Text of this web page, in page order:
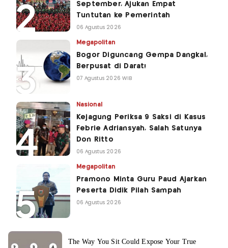
September, Ajukan Empat
Tuntutan ke Pemerintah
06 Agustus 2026
Megapolitan
Bogor Diguncang Gempa Dangkal,
Berpusat di Darat!
07 Agustus 2026 WIB
Nasional
Kejagung Periksa 9 Saksi di Kasus
Febrie Adriansyah, Salah Satunya
Don Ritto
06 Agustus 2026
Megapolitan
Pramono Minta Guru Paud Ajarkan
Peserta Didik Pilah Sampah
06 Agustus 2026